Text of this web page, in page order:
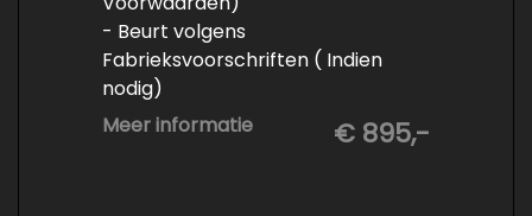
- Beurt volgens
Fabrieksvoorschriften ( Indien
nodig)
- Minimaal 6 maanden APK
- Minimaal 3 mm banden profiel
Meer informatie € 895,-